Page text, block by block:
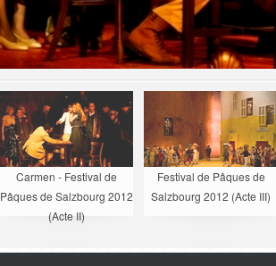
Carmen - Festival de
Pâques de Salzbourg 2012
(Acte II)
Festival de Pâques de
Salzbourg 2012 (Acte III)